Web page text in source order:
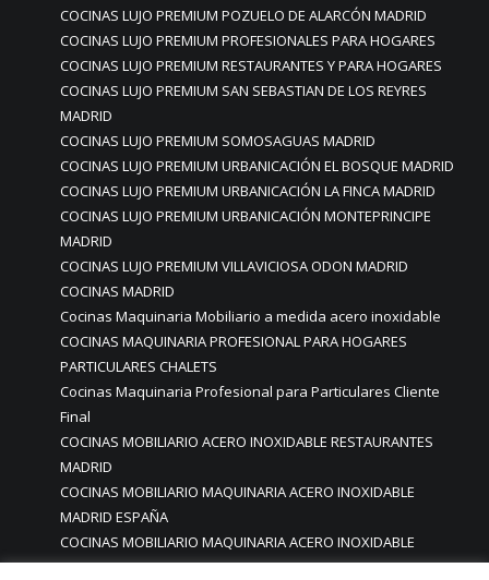
COCINAS LUJO PREMIUM POZUELO DE ALARCÓN MADRID
COCINAS LUJO PREMIUM PROFESIONALES PARA HOGARES
COCINAS LUJO PREMIUM RESTAURANTES Y PARA HOGARES
COCINAS LUJO PREMIUM SAN SEBASTIAN DE LOS REYRES
MADRID
COCINAS LUJO PREMIUM SOMOSAGUAS MADRID
COCINAS LUJO PREMIUM URBANICACIÓN EL BOSQUE MADRID
COCINAS LUJO PREMIUM URBANICACIÓN LA FINCA MADRID
COCINAS LUJO PREMIUM URBANICACIÓN MONTEPRINCIPE
MADRID
COCINAS LUJO PREMIUM VILLAVICIOSA ODON MADRID
COCINAS MADRID
Cocinas Maquinaria Mobiliario a medida acero inoxidable
COCINAS MAQUINARIA PROFESIONAL PARA HOGARES
PARTICULARES CHALETS
Cocinas Maquinaria Profesional para Particulares Cliente
Final
COCINAS MOBILIARIO ACERO INOXIDABLE RESTAURANTES
MADRID
COCINAS MOBILIARIO MAQUINARIA ACERO INOXIDABLE
MADRID ESPAÑA
COCINAS MOBILIARIO MAQUINARIA ACERO INOXIDABLE
PARTICULARES CASAS CHALETS PISOS HOGARES